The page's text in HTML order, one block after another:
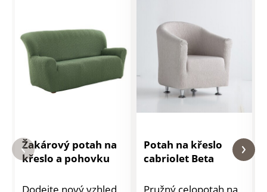
Žakárový potah na
křeslo a pohovku
Dodejte nový vzhled
Potah na křeslo
cabriolet Beta
Pružný celopotah na